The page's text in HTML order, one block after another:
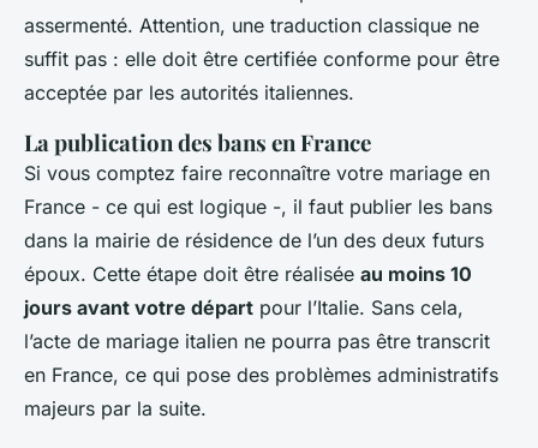
assermenté. Attention, une traduction classique ne
suffit pas : elle doit être certifiée conforme pour être
acceptée par les autorités italiennes.
La publication des bans en France
Si vous comptez faire reconnaître votre mariage en
France - ce qui est logique -, il faut publier les bans
dans la mairie de résidence de l’un des deux futurs
époux. Cette étape doit être réalisée au moins 10
jours avant votre départ pour l’Italie. Sans cela,
l’acte de mariage italien ne pourra pas être transcrit
en France, ce qui pose des problèmes administratifs
majeurs par la suite.